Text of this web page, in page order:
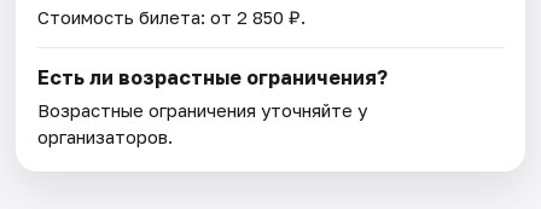
Стоимость билета: от 2 850 ₽.
Есть ли возрастные ограничения?
Возрастные ограничения уточняйте у
организаторов.